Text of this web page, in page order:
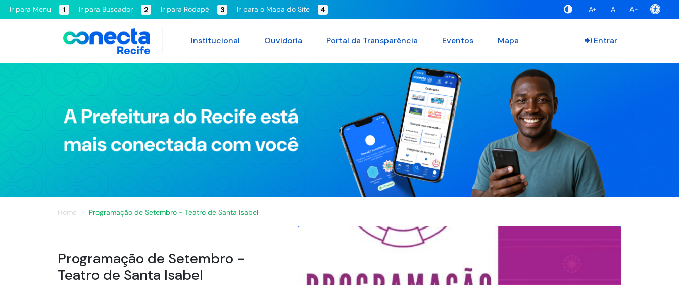
Ir para Menu 1 Ir para Buscador 2 Ir para Rodapé 3 Ir para o Mapa do Site 4 A+ A A-
Institucional Ouvidoria Portal da Transparência Eventos Mapa Entrar
Home Programação de Setembro - Teatro de Santa Isabel
Programação de Setembro -
Teatro de Santa Isabel